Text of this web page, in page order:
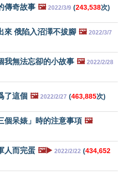
傳奇故事 🖼️ 2022/3/9 (243,538次)
來 俄陷入沼澤不拔腳 🖼️ 2022/3/7
我無法忘卻的小故事 🖼️ 2022/2/28
了這個 🖼️ 2022/2/27 (463,885次)
個呆婊」時的注意事項 🖼️
人而完蛋 🖼️▶️ 2022/2/22 (434,652